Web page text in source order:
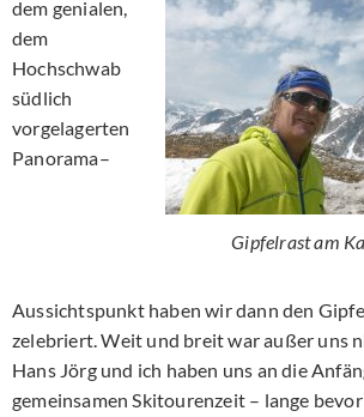
Gipfelrast am
dem genialen,
dem
Hochschwab
südlich
vorgelagerten
Panorama–
Aussichtspunkt haben wir dann den
zelebriert. Weit und breit war außer uns
Hans Jörg und ich haben uns an die
gemeinsamen Skitourenzeit – lange